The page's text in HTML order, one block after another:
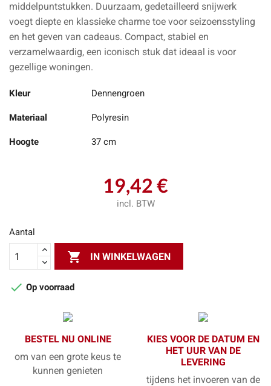
middelpuntstukken. Duurzaam, gedetailleerd snijwerk
voegt diepte en klassieke charme toe voor seizoensstyling
en het geven van cadeaus. Compact, stabiel en
verzamelwaardig, een iconisch stuk dat ideaal is voor
gezellige woningen.
Kleur Dennengroen
Materiaal Polyresin
Hoogte 37 cm
19,42 €
incl. BTW
Aantal
 IN WINKELWAGEN
 Op voorraad
BESTEL NU ONLINE
om van een grote keus te
kunnen genieten
KIES VOOR DE DATUM EN
HET UUR VAN DE
LEVERING
tijdens het invoeren van de